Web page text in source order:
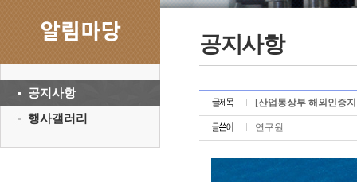
공지사항
행사갤러리
공지사항
[산업통상부 해외인증
연구원